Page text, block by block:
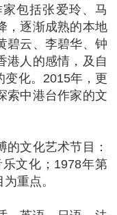
包括张爱玲、马
，逐渐成熟的本地
碧云、李碧华、钟
港人的感情，及自
变化。2015年，更
索中港台作家的文
文化艺术节目：
文化；1978年第
重点。